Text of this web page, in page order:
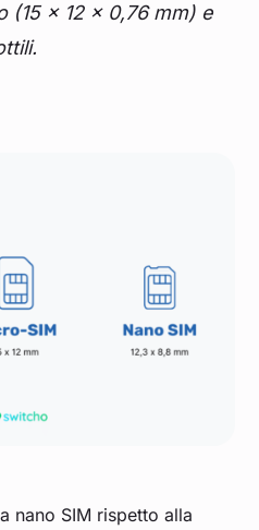
(15 x 12 x 0,76 mm) e
nano SIM rispetto alla